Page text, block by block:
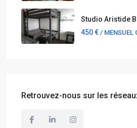
Studio Aristide
450 € / MENSUEL
Retrouvez-nous sur les